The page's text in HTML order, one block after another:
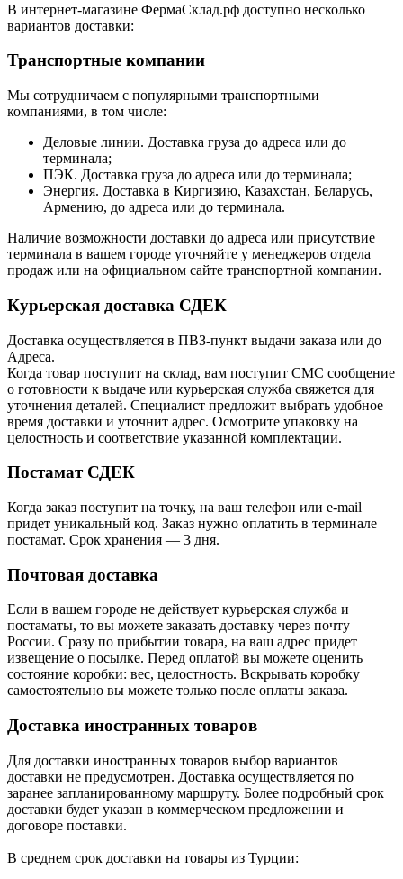
В интернет-магазине ФермаСклад.рф доступно несколько
вариантов доставки:
Транспортные компании
Мы сотрудничаем с популярными транспортными
компаниями, в том числе:
Деловые линии. Доставка груза до адреса или до
терминала;
ПЭК. Доставка груза до адреса или до терминала;
Энергия. Доставка в Киргизию, Казахстан, Беларусь,
Армению, до адреса или до терминала.
Наличие возможности доставки до адреса или присутствие
терминала в вашем городе уточняйте у менеджеров отдела
продаж или на официальном сайте транспортной компании.
Курьерская доставка СДЕК
Доставка осуществляется в ПВЗ-пункт выдачи заказа или до
Адреса.
Когда товар поступит на склад, вам поступит СМС сообщение
о готовности к выдаче или курьерская служба свяжется для
уточнения деталей. Специалист предложит выбрать удобное
время доставки и уточнит адрес. Осмотрите упаковку на
целостность и соответствие указанной комплектации.
Постамат СДЕК
Когда заказ поступит на точку, на ваш телефон или e-mail
придет уникальный код. Заказ нужно оплатить в терминале
постамат. Срок хранения — 3 дня.
Почтовая доставка
Если в вашем городе не действует курьерская служба и
постаматы, то вы можете заказать доставку через почту
России. Сразу по прибытии товара, на ваш адрес придет
извещение о посылке. Перед оплатой вы можете оценить
состояние коробки: вес, целостность. Вскрывать коробку
самостоятельно вы можете только после оплаты заказа.
Доставка иностранных товаров
Для доставки иностранных товаров выбор вариантов
доставки не предусмотрен. Доставка осуществляется по
заранее запланированному маршруту. Более подробный срок
доставки будет указан в коммерческом предложении и
договоре поставки.
В среднем срок доставки на товары из Турции: